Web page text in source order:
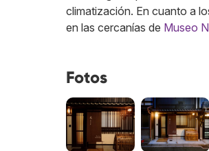
climatización. En cuanto a
en las cercanías de Museo
Fotos